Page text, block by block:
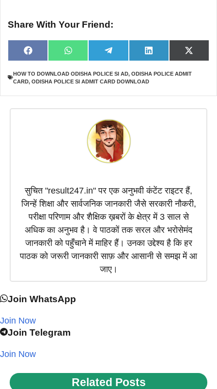
Share With Your Friend:
Share
on
F
a
e
b
o
Share
on
W
h
t
s
p
Share
on
e
e
g
a
Share
on
L
i
k
I
Share
on
X
(
t
HOW TO DOWNLOAD ODISHA POLICE SI AD, ODISHA POLICE ADMIT
CARD, ODISHA POLICE SI ADMIT CARD DOWNLOAD
सुचित "result247.in" पर एक अनुभवी कंटेंट राइटर हैं,
जिन्हें शिक्षा और सार्वजनिक जानकारी जैसे सरकारी नौकरी,
परीक्षा परिणाम और शैक्षिक ख़बरों के क्षेत्र में 3 साल से
अधिक का अनुभव है। वे पाठकों तक सरल और भरोसेमंद
जानकारी को पहुँचाने में माहिर हैं। उनका उद्देश्य है कि हर
पाठक को जरूरी जानकारी साफ़ और आसानी से समझ में आ
जाए।
Join WhatsApp
Join Now
Join Telegram
Join Now
Related Posts